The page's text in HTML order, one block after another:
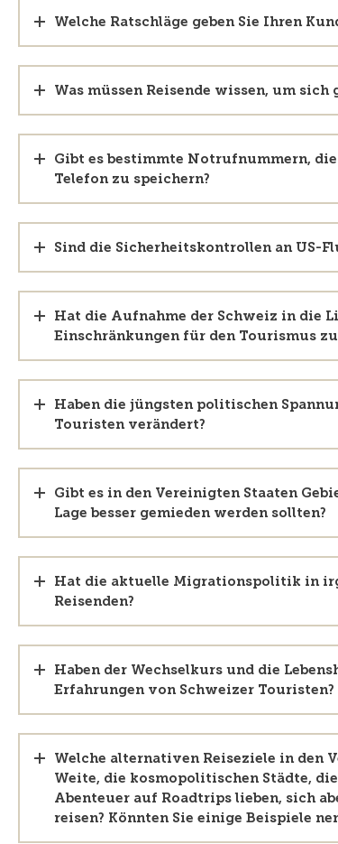
Welche Ratschläge geben Sie Ihren
Was müssen Reisende wissen, um
Gibt es bestimmte Notrufnummern,
Telefon zu speichern?
Sind die Sicherheitskontrollen an US-
Hat die Aufnahme der Schweiz in die
Einschränkungen für den Tourismus
Haben die jüngsten politischen
Touristen verändert?
Gibt es in den Vereinigten Staaten
Lage besser gemieden werden sollten?
Hat die aktuelle Migrationspolitik in
Reisenden?
Haben der Wechselkurs und die
Erfahrungen von Schweizer Touristen?
Welche alternativen Reiseziele in den
Weite, die kosmopolitischen Städte,
Abenteuer auf Roadtrips lieben, sich
reisen? Könnten Sie einige Beispiele